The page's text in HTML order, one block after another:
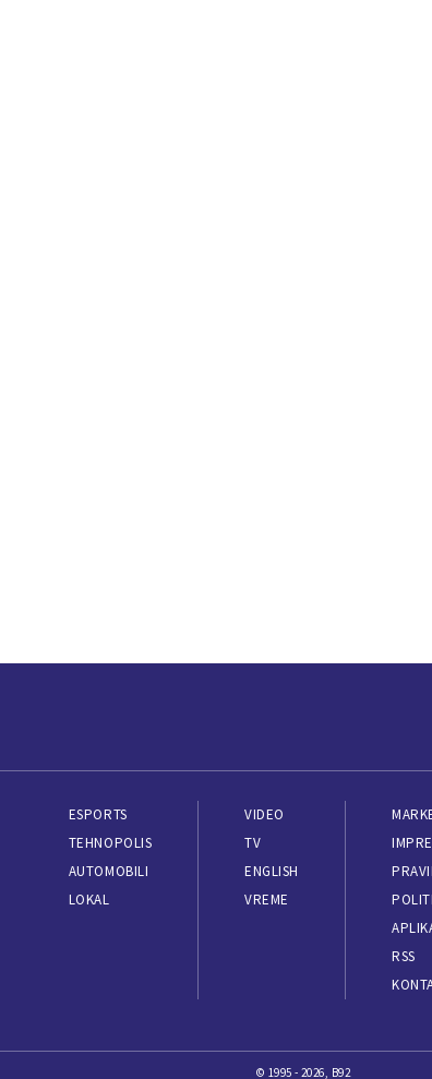
ESPORTS
TEHNOPOLIS
AUTOMOBILI
LOKAL
VIDEO
TV
ENGLISH
VREME
RSS
© 1995 - 2026, B92